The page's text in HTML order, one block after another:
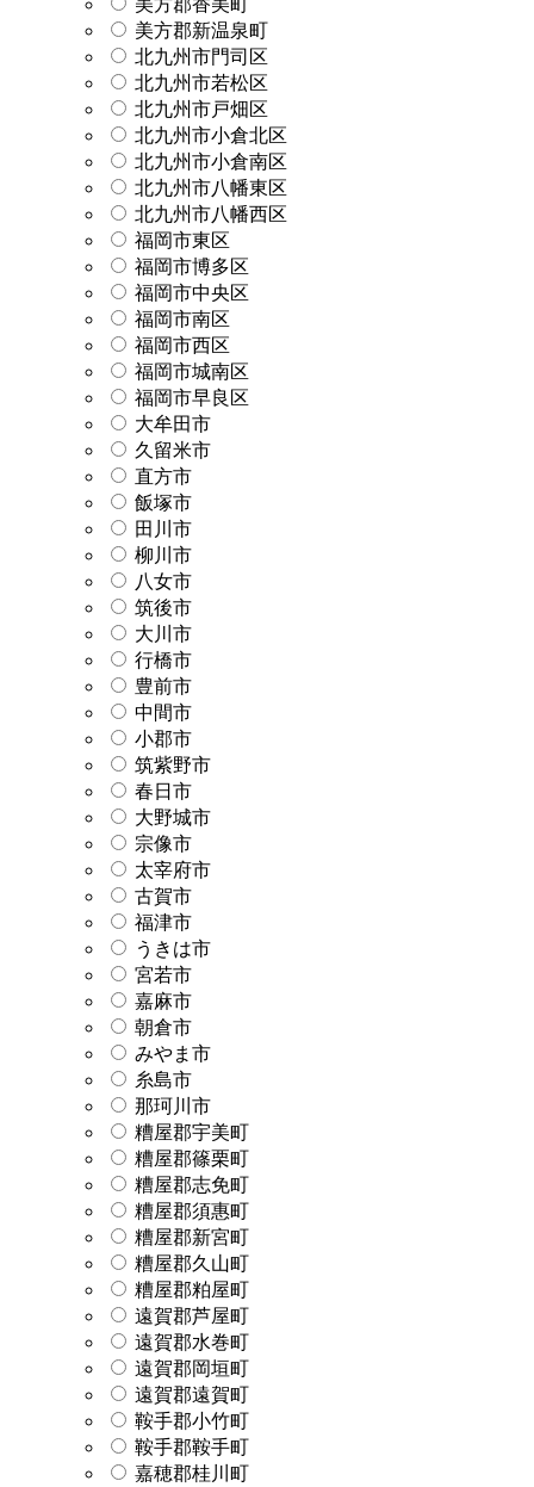
美方郡新温泉町
北九州市門司区
北九州市若松区
北九州市戸畑区
北九州市小倉北区
北九州市小倉南区
北九州市八幡東区
北九州市八幡西区
福岡市東区
福岡市博多区
福岡市中央区
福岡市南区
福岡市西区
福岡市城南区
福岡市早良区
大牟田市
久留米市
直方市
飯塚市
田川市
柳川市
八女市
筑後市
大川市
行橋市
豊前市
中間市
小郡市
筑紫野市
春日市
大野城市
宗像市
太宰府市
古賀市
福津市
うきは市
宮若市
嘉麻市
朝倉市
みやま市
糸島市
那珂川市
糟屋郡宇美町
糟屋郡篠栗町
糟屋郡志免町
糟屋郡須惠町
糟屋郡新宮町
糟屋郡久山町
糟屋郡粕屋町
遠賀郡芦屋町
遠賀郡水巻町
遠賀郡岡垣町
遠賀郡遠賀町
鞍手郡小竹町
鞍手郡鞍手町
嘉穂郡桂川町